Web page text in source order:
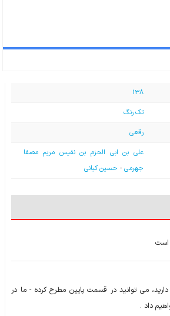
138
تک رنگ
رقعی
علی بن ابی الحزم بن نفیس مریم مصفا
جهرمی- حسین کیانی
است
می توانید در قسمت پایین مطرح کرده - ما در
داد .